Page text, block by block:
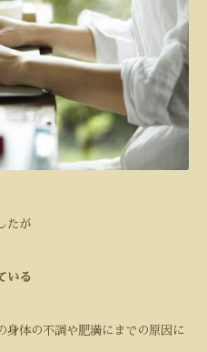
たが
いる
身体の不調や肥満にまでの原因に